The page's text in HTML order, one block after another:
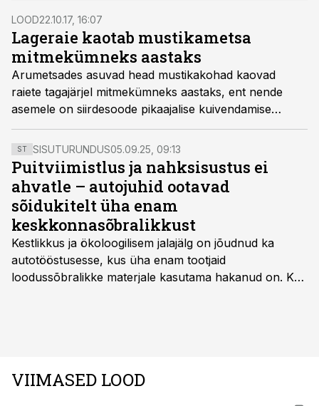
LOOD22.10.17, 16:07
Lageraie kaotab mustikametsa
mitmekümneks aastaks
Arumetsades asuvad head mustikakohad kaovad
raiete tagajärjel mitmekümneks aastaks, ent nende
asemele on siirdesoode pikaajalise kuivendamise
tagajärjel hakanud tekkima hulgaliselt keskpäraseid
mustikametsi.
ST SISUTURUNDUS05.09.25, 09:13
Puitviimistlus ja nahksisustus ei
ahvatle – autojuhid ootavad
sõidukitelt üha enam
keskkonnasõbralikkust
Kestlikkus ja ökoloogilisem jalajälg on jõudnud ka
autotööstusesse, kus üha enam tootjaid
loodussõbralikke materjale kasutama hakanud on. Kui
VIIMASED LOOD